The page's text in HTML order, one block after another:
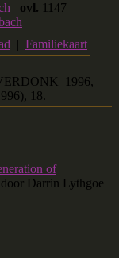
ovl. 1147
| Familiekaart
18.
of
Darrin Lythgoe